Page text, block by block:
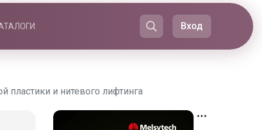
Вход
пластики и нитевого лифтинга